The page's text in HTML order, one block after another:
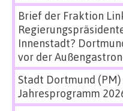
Brief der Fraktion
Innenstadt?
vor der
Stadt Dortmund (PM)
Jahresprogramm